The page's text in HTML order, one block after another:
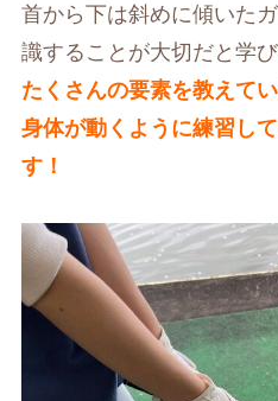
首から下は斜めに傾いた
識することが大切だと学び
たくさんの要素を教えて
身体が動くように練習し
す！